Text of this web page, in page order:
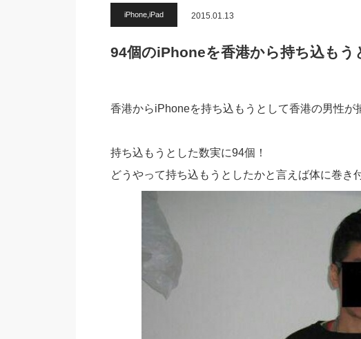
iPhone,iPad 2015.01.13
94個のiPhoneを香港から持ち込もう
香港からiPhoneを持ち込もうとして香港の男性が
持ち込もうとした数実に94個！
どうやって持ち込もうとしたかと言えば体に巻き